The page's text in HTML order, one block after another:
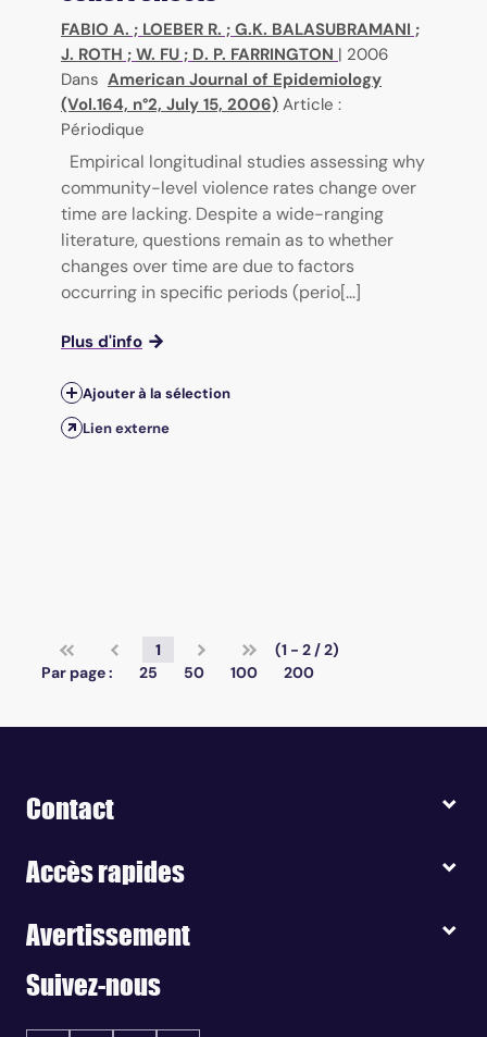
FABIO A. ; LOEBER R. ; G.K. BALASUBRAMANI ;
J. ROTH ; W. FU ; D. P. FARRINGTON | 2006
Dans American Journal of Epidemiology
(Vol.164, n°2, July 15, 2006) Article :
Périodique
Empirical longitudinal studies assessing why
community-level violence rates change over
time are lacking. Despite a wide-ranging
literature, questions remain as to whether
changes over time are due to factors
occurring in specific periods (perio[...]
Plus d'info
Ajouter à la sélection
Lien externe
1
(1 - 2 / 2)
Par page :
25 50 100 200
Contact
Accès rapides
Avertissement
Suivez-nous